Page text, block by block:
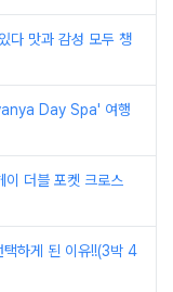
다 맛과 감성 모두 챙
Day Spa' 여행
더블 포켓 크로스
택하게 된 이유!!(3박 4